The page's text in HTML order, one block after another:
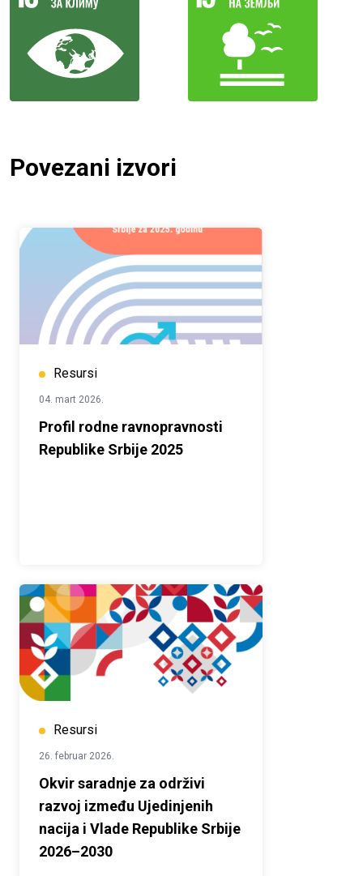
Povezani izvori
Resursi
04. mart 2026.
Profil rodne ravnopravnosti
Republike Srbije 2025
Resursi
26. februar 2026.
Okvir saradnje za održivi
razvoj između Ujedinjenih
nacija i Vlade Republike Srbije
2026–2030